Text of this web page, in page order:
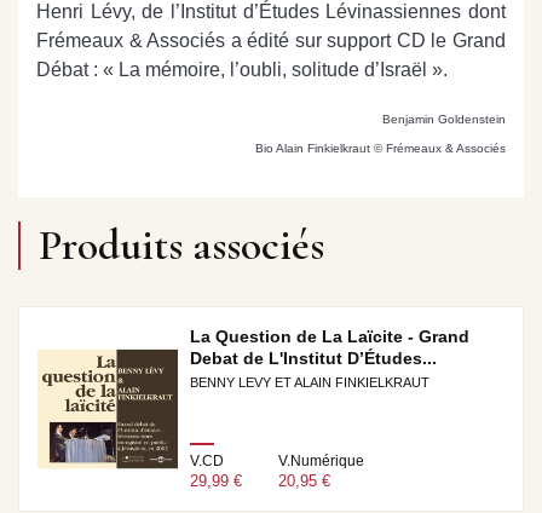
Henri Lévy, de l’Institut d’Études Lévinassiennes dont
Frémeaux & Associés a édité sur support CD le Grand
Débat : « La mémoire, l’oubli, solitude d’Israël ».
Benjamin Goldenstein
Bio Alain Finkielkraut © Frémeaux & Associés
Produits associés
La Question de La Laïcite - Grand
Debat de L'Institut D’Études...
BENNY LEVY ET ALAIN FINKIELKRAUT
V.CD
29,99 €
V.Numérique
20,95 €